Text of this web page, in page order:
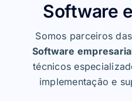
Software
Somos parceiros
Software
técnicos
implementação e